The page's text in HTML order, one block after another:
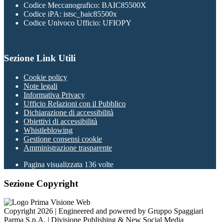
Codice Meccanografico: BAIC85500X
Codice iPA: istsc_baic85500x
Codice Univoco Ufficio: UFIOPY
Sezione Link Utili
Cookie policy
Note legali
Informativa Privacy
Ufficio Relazioni con il Pubblico
Dichiarazione di accessibilità
Obiettivi di accessibilità
Whistleblowing
Gestione consensi cookie
Amministrazione trasparente
Pagina visualizzata 136 volte
Sezione Copyright
Copyright 2026 | Engineered and powered by Gruppo Spaggiari
Parma S.p.A. | Divisione Publishing & New Social Media